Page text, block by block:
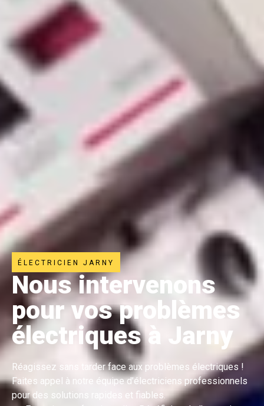
ÉLECTRICIEN JARNY
Nous intervenons
pour vos problèmes
électriques à Jarny
Réagissez sans tarder face aux problèmes électriques !
Faites appel à notre équipe d’électriciens professionnels
pour des solutions rapides et fiables.